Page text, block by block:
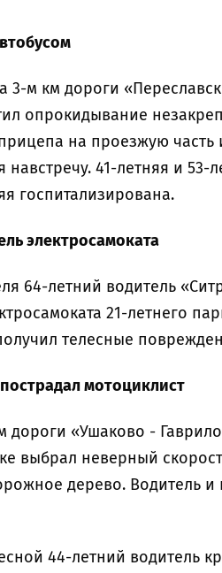
3-м км дороги
опрокидывание
на проезжую часть
41-летняя и 53-
госпитализирована.
электросамоката
64-летний водитель
21-летнего
телесные
мотоциклист
дороги «Ушаково -
выбрал неверный
дерево. Водитель
44-летний водитель